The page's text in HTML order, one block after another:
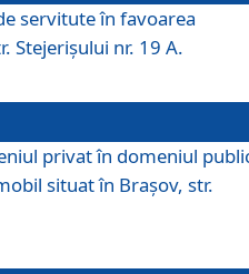
servitute în favoarea
Stejerişului nr. 19 A.
privat în domeniul
situat în Braşov, str.